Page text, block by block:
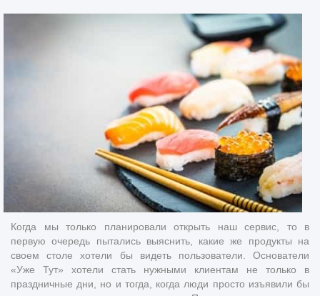
Когда мы только планировали открыть наш сервис, то в
первую очередь пытались выяснить, какие же продукты на
своем столе хотели бы видеть пользователи. Основатели
«Уже Тут» хотели стать нужными клиентам не только в
праздничные дни, но и тогда, когда люди просто изъявили бы